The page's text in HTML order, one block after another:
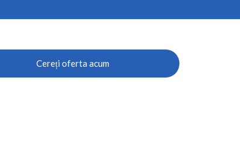
Cereți oferta acum